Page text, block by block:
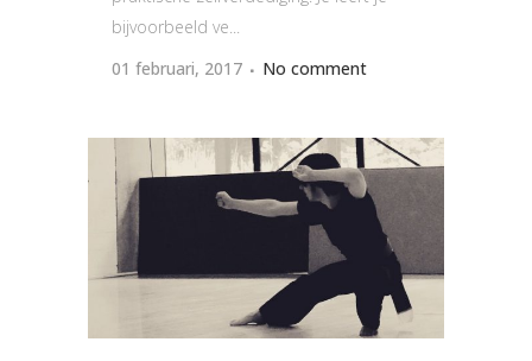
bijvoorbeeld ve...
01 februari, 2017
No comment